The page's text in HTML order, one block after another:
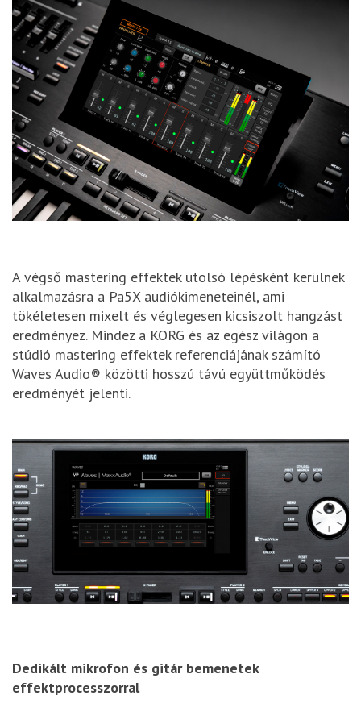
A végső mastering effektek utolsó lépésként kerülnek
alkalmazásra a Pa5X audiókimeneteinél, ami
tökéletesen mixelt és véglegesen kicsiszolt hangzást
eredményez. Mindez a KORG és az egész világon a
stúdió mastering effektek referenciájának számító
Waves Audio® közötti hosszú távú együttműködés
eredményét jelenti.
Dedikált mikrofon és gitár bemenetek
effektprocesszorral